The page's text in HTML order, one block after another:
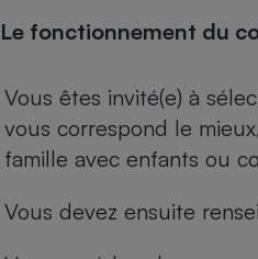
Le fonctionnement du
Vous êtes invité(e) à
vous correspond le
famille avec enfants ou
Vous devez ensuite